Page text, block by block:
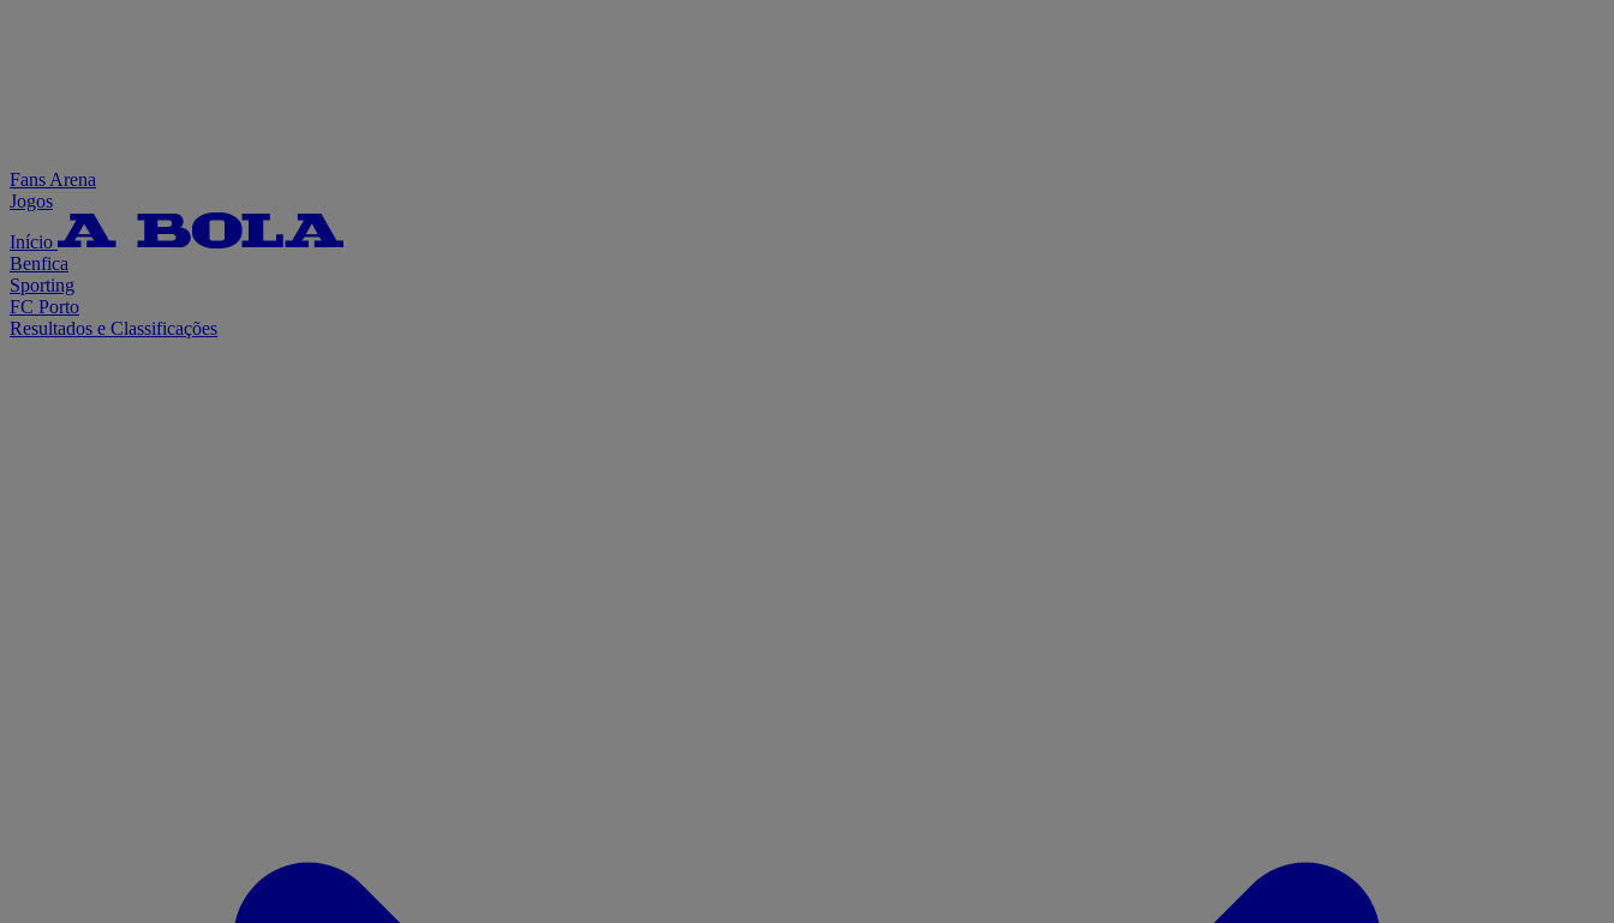
Fans Arena
Jogos
Início
Benfica
Sporting
FC Porto
Resultados e Classificações